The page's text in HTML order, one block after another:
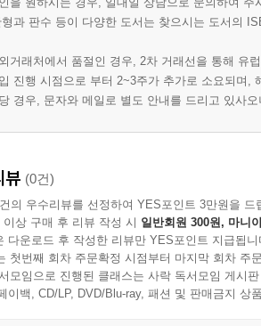
형과 판수 등이 다양한 도서는 찾으시는 도서의
거래처에서 품절인 경우, 2차 거래선을 통해 유
진행 시점으로 부터 2~3주가 추가로 소요되며,
경우, 문자와 메일로 별도 안내를 드리고 있사
뷰 (0건)
의 우수리뷰를 선정하여 YES포인트 3만원을 드
이상 구매 후 리뷰 작성 시 일반회원 300원, 마니
다운로드 후 작성한 리뷰만 YES포인트 지급됩니
첫번째 회차 주문확정 시점부터 마지막 회차 주
모임으로 진행된 클래스는 사락 독서모임 게시
이백, CD/LP, DVD/Blu-ray, 패션 및 판매금지 상